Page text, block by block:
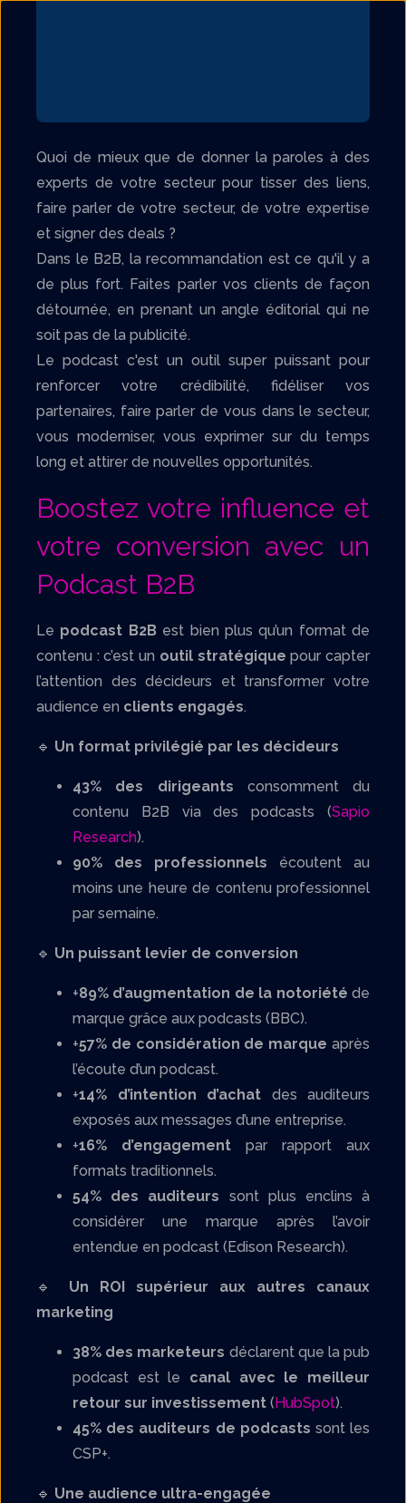
Quoi de mieux que de donner la paroles à des
experts de votre secteur pour tisser des liens,
faire parler de votre secteur, de votre expertise
et signer des deals ?
Dans le B2B, la recommandation est ce qu'il y a
de plus fort. Faites parler vos clients de façon
détournée, en prenant un angle éditorial qui ne
soit pas de la publicité.
Le podcast c'est un outil super puissant pour
renforcer votre crédibilité, fidéliser vos
partenaires, faire parler de vous dans le secteur,
vous moderniser, vous exprimer sur du temps
long et attirer de nouvelles opportunités.
Boostez votre influence et
votre conversion avec un
Podcast B2B
Le podcast B2B est bien plus qu’un format de
contenu : c’est un outil stratégique pour capter
l’attention des décideurs et transformer votre
audience en clients engagés.
🔹 Un format privilégié par les décideurs
43% des dirigeants consomment du
contenu B2B via des podcasts (Sapio
Research).
90% des professionnels écoutent au
moins une heure de contenu professionnel
par semaine.
🔹 Un puissant levier de conversion
+89% d’augmentation de la notoriété de
marque grâce aux podcasts (BBC).
+57% de considération de marque après
l’écoute d’un podcast.
+14% d’intention d’achat des auditeurs
exposés aux messages d’une entreprise.
+16% d’engagement par rapport aux
formats traditionnels.
54% des auditeurs sont plus enclins à
considérer une marque après l’avoir
entendue en podcast (Edison Research).
🔹 Un ROI supérieur aux autres canaux
marketing
38% des marketeurs déclarent que la pub
podcast est le canal avec le meilleur
retour sur investissement (HubSpot).
45% des auditeurs de podcasts sont les
CSP+.
🔹 Une audience ultra-engagée